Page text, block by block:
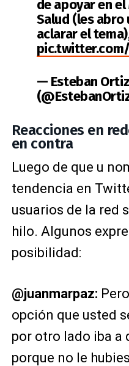
de apoyar en
Salud (les abro
aclarar el
— Esteban Ortiz
Reacciones en
en contra
Luego de que u
tendencia en
usuarios de la red
hilo. Algunos
posibilidad:
@juanmarpaz:
opción que usted
por otro lado iba a
porque no le